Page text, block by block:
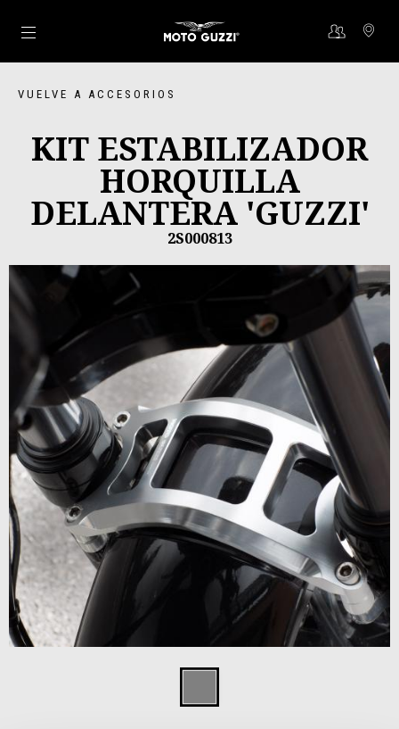
Ir al contenido principal
VUELVE A ACCESORIOS
KIT ESTABILIZADOR
HORQUILLA
DELANTERA 'GUZZI'
2S000813
Item
Natural